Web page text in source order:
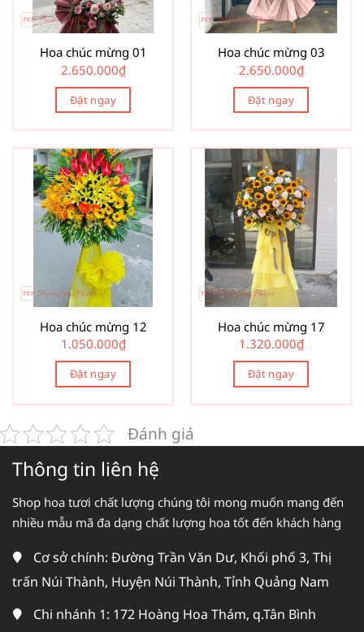
Hoa chúc mừng 01
2.650.000₫
Đặt ngay
Hoa chúc mừng 03
2.650.000₫
Đặt ngay
Hoa chúc mừng 12
1.050.000₫
Đặt ngay
Hoa chúc mừng 17
1.320.000₫
Đặt ngay
Đánh giá
Thông tin liên hệ
Shop hoa tươi chất lượng chúng tôi mong muốn mang đến
nhiều mẫu mã đa dạng chất lượng hoa tốt đến khách hàng
Cơ sở chính: Đường Trần Văn Dư, Khối phố 3, Thị
trấn Núi Thành, Huyện Núi Thành, Tỉnh Quảng Nam
Chi nhánh 1: 172 Hoàng Hoa Thám, q.Tân Bình